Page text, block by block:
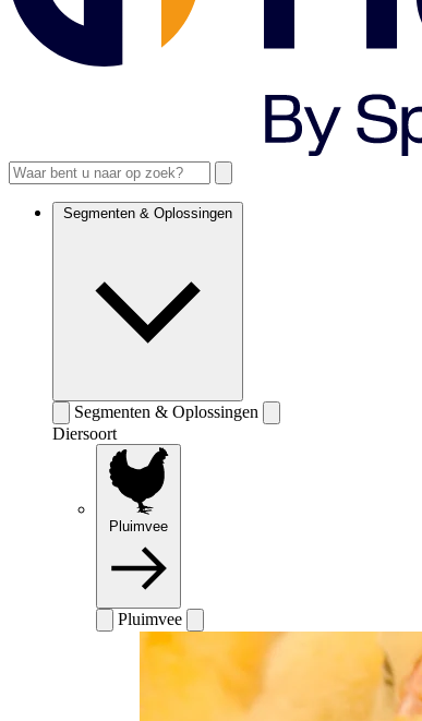
Segmenten & Oplossingen
Segmenten & Oplossingen
Diersoort
Pluimvee
Pluimvee